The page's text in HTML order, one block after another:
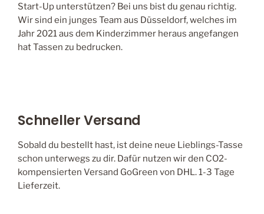
Start-Up unterstützen? Bei uns bist du genau richtig.
Wir sind ein junges Team aus Düsseldorf, welches im
Jahr 2021 aus dem Kinderzimmer heraus angefangen
hat Tassen zu bedrucken.
Schneller Versand
Sobald du bestellt hast, ist deine neue Lieblings-Tasse
schon unterwegs zu dir. Dafür nutzen wir den CO2-
kompensierten Versand GoGreen von DHL. 1-3 Tage
Lieferzeit.